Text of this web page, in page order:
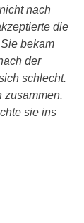
nach
die
bekam
der
schlecht.
zusammen.
sie ins